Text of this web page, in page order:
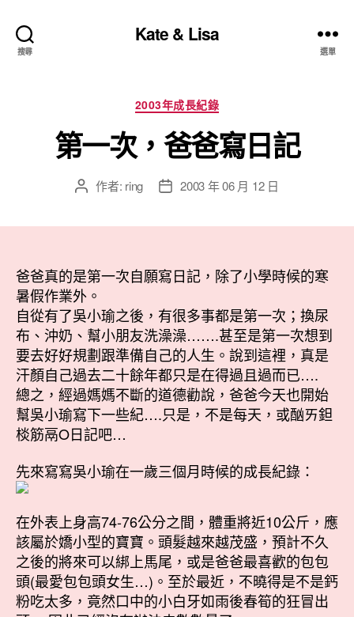
搜尋
Kate & Lisa
選單
分
類
2003年成長紀錄
第一次，爸爸寫日記
文 作者: ring
文
期
2003 年 06 月 12 日
爸爸真的是第一次自願寫日記，除了小學時候的寒
暑假作業外。
自從有了吳小瑜之後，有很多事都是第一次；換尿
布、沖奶、幫小朋友洗澡澡…….甚至是第一次想到
要去好好規劃跟準備自己的人生。說到這裡，真是
汗顏自己過去二十餘年都只是在得過且過而已….
總之，經過媽媽不斷的道德勸說，爸爸今天也開始
幫吳小瑜寫下一些紀….只是，不是每天，或酗ㄞ鉭
棪筋鬲O日記吧…
先來寫寫吳小瑜在一歲三個月時候的成長紀錄：
在外表上身高74-76公分之間，體重將近10公斤，應
該屬於嬌小型的寶寶。頭髮越來越茂盛，預計不久
之後的將來可以綁上馬尾，或是爸爸最喜歡的包包
頭(最愛包包頭女生…)。至於最近，不曉得是不是鈣
粉吃太多，竟然口中的小白牙如雨後春筍的狂冒出